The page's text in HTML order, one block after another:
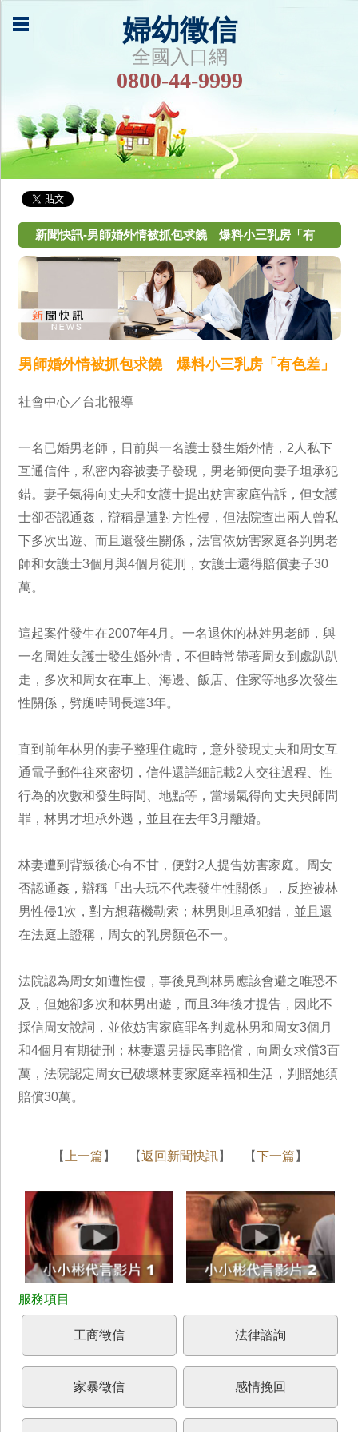
婦幼徵信
全國入口網
0800-44-9999
新聞快訊-男師婚外情被抓包求饒 爆料小三乳房「有
色差」
男師婚外情被抓包求饒 爆料小三乳房「有色差」
社會中心／台北報導
一名已婚男老師，日前與一名護士發生婚外情，2人私下
互通信件，私密內容被妻子發現，男老師便向妻子坦承犯
錯。妻子氣得向丈夫和女護士提出妨害家庭告訴，但女護
士卻否認通姦，辯稱是遭對方性侵，但法院查出兩人曾私
下多次出遊、而且還發生關係，法官依妨害家庭各判男老
師和女護士3個月與4個月徒刑，女護士還得賠償妻子30
萬。
這起案件發生在2007年4月。一名退休的林姓男老師，與
一名周姓女護士發生婚外情，不但時常帶著周女到處趴趴
走，多次和周女在車上、海邊、飯店、住家等地多次發生
性關係，劈腿時間長達3年。
直到前年林男的妻子整理住處時，意外發現丈夫和周女互
通電子郵件往來密切，信件還詳細記載2人交往過程、性
行為的次數和發生時間、地點等，當場氣得向丈夫興師問
罪，林男才坦承外遇，並且在去年3月離婚。
林妻遭到背叛後心有不甘，便對2人提告妨害家庭。周女
否認通姦，辯稱「出去玩不代表發生性關係」，反控被林
男性侵1次，對方想藉機勒索；林男則坦承犯錯，並且還
在法庭上證稱，周女的乳房顏色不一。
法院認為周女如遭性侵，事後見到林男應該會避之唯恐不
及，但她卻多次和林男出遊，而且3年後才提告，因此不
採信周女說詞，並依妨害家庭罪各判處林男和周女3個月
和4個月有期徒刑；林妻還另提民事賠償，向周女求償3百
萬，法院認定周女已破壞林妻家庭幸福和生活，判賠她須
賠償30萬。
【 上一篇 】 【返回新聞快訊】 【下一篇 】
工商徵信 法律諮詢
家暴徵信 感情挽回